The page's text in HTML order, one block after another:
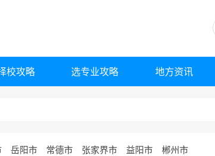
校攻略 选专业攻略 地方资讯
岳阳市 常德市 张家界市 益阳市
郴州市